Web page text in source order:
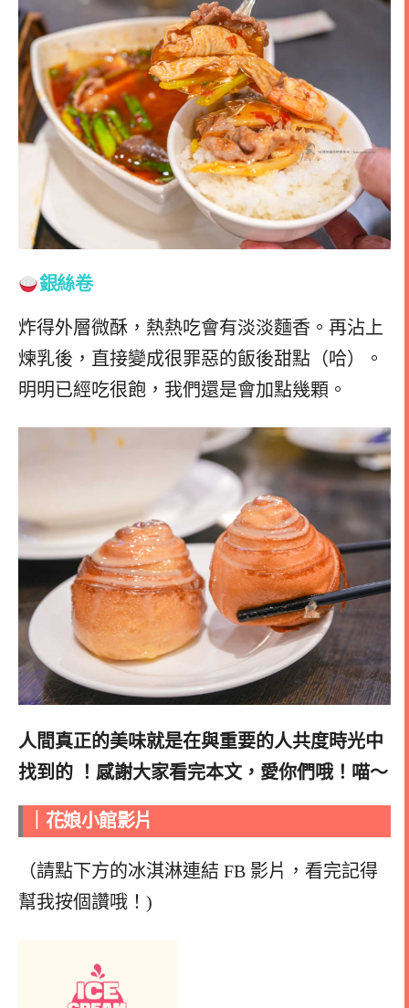
銀絲卷
炸得外層微酥，熱熱吃會有淡淡麵香。再沾上
煉乳後，直接變成很罪惡的飯後甜點（哈）。
明明已經吃很飽，我們還是會加點幾顆。
人間真正的美味就是在與重要的人共度時光中
找到的 ！感謝大家看完本文，愛你們哦！喵～
｜花娘小館影片
（請點下方的冰淇淋連結 FB 影片，看完記得
幫我按個讚哦！)